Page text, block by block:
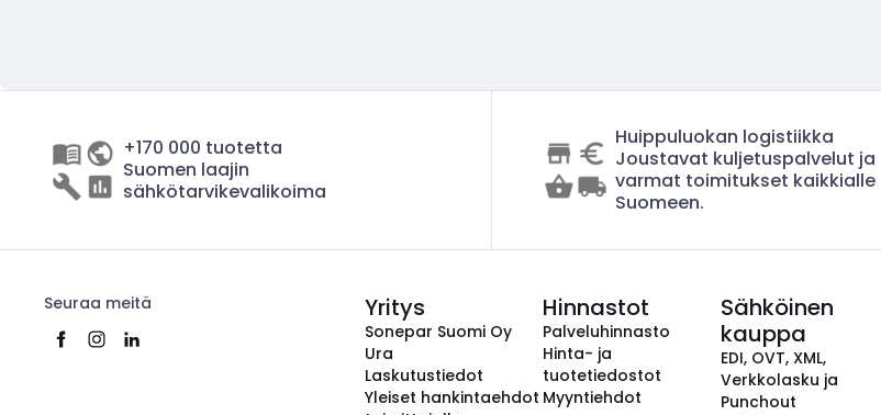
+170 000 tuotetta
Suomen laajin
sähkötarvikevalikoima
Huippuluokan logistiikka
Joustavat kuljetuspalvelut ja
varmat toimitukset kaikkialle
Suomeen.
Seuraa meitä Yritys
Sonepar Suomi Oy
Ura
Laskutustiedot
Yleiset hankintaehdot
Hinnastot
Palveluhinnasto
Hinta- ja
tuotetiedostot
Myyntiehdot
Sähköinen
kauppa
EDI, OVT, XML,
Verkkolasku ja
Punchout